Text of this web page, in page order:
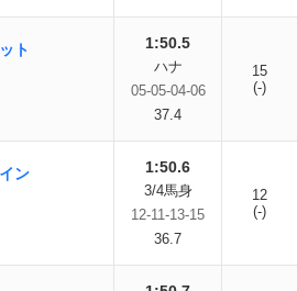
ト 1:50.5
ハナ
05-05-04-06
37.4
15
(-)
ン 1:50.6
3/4馬身
12-11-13-15
36.7
12
(-)